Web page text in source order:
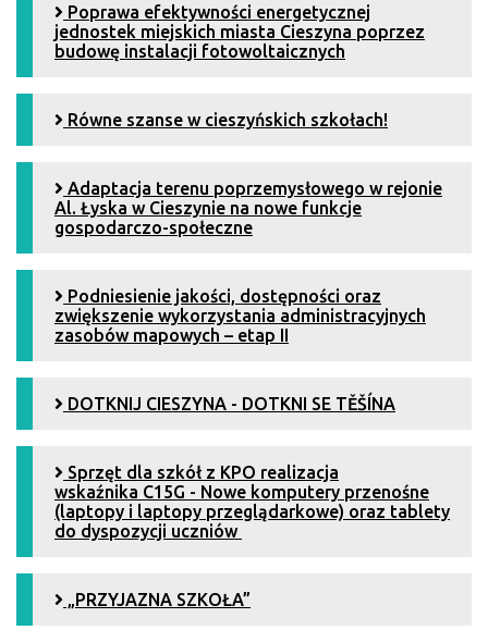
Poprawa efektywności energetycznej
jednostek miejskich miasta Cieszyna poprzez
budowę instalacji fotowoltaicznych
Równe szanse w cieszyńskich szkołach!
Adaptacja terenu poprzemysłowego w rejonie
Al. Łyska w Cieszynie na nowe funkcje
gospodarczo-społeczne
Podniesienie jakości, dostępności oraz
zwiększenie wykorzystania administracyjnych
zasobów mapowych – etap II
DOTKNIJ CIESZYNA - DOTKNI SE TĚŠÍNA
Sprzęt dla szkół z KPO realizacja
wskaźnika C15G - Nowe komputery przenośne
(laptopy i laptopy przeglądarkowe) oraz tablety
do dyspozycji uczniów
„PRZYJAZNA SZKOŁA”